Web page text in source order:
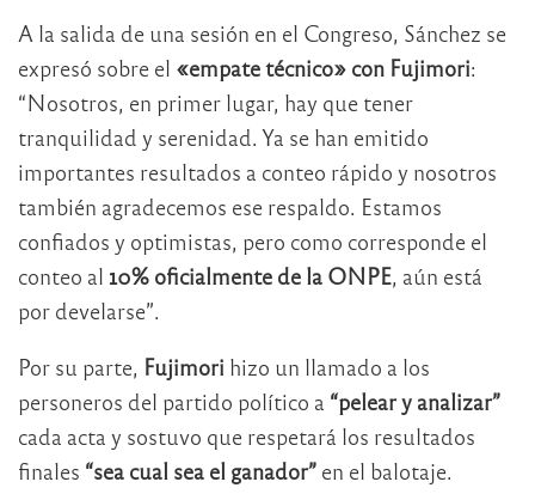
A la salida de una sesión en el Congreso, Sánchez se
expresó sobre el «empate técnico» con Fujimori:
“Nosotros, en primer lugar, hay que tener
tranquilidad y serenidad. Ya se han emitido
importantes resultados a conteo rápido y nosotros
también agradecemos ese respaldo. Estamos
confiados y optimistas, pero como corresponde el
conteo al 10% oficialmente de la ONPE, aún está
por develarse”.
Por su parte, Fujimori hizo un llamado a los
personeros del partido político a “pelear y analizar”
cada acta y sostuvo que respetará los resultados
finales “sea cual sea el ganador” en el balotaje.